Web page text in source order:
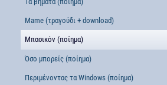
Mame (τραγούδι + download)
Μπασικόν (ποίημα)
Όσο μπορείς (ποίημα)
Περιμένοντας τα Windows (ποίημα)